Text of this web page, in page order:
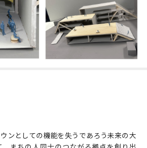
ンとしての機能を失うであろう未来の大